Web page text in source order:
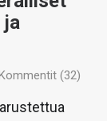
ja
(32)